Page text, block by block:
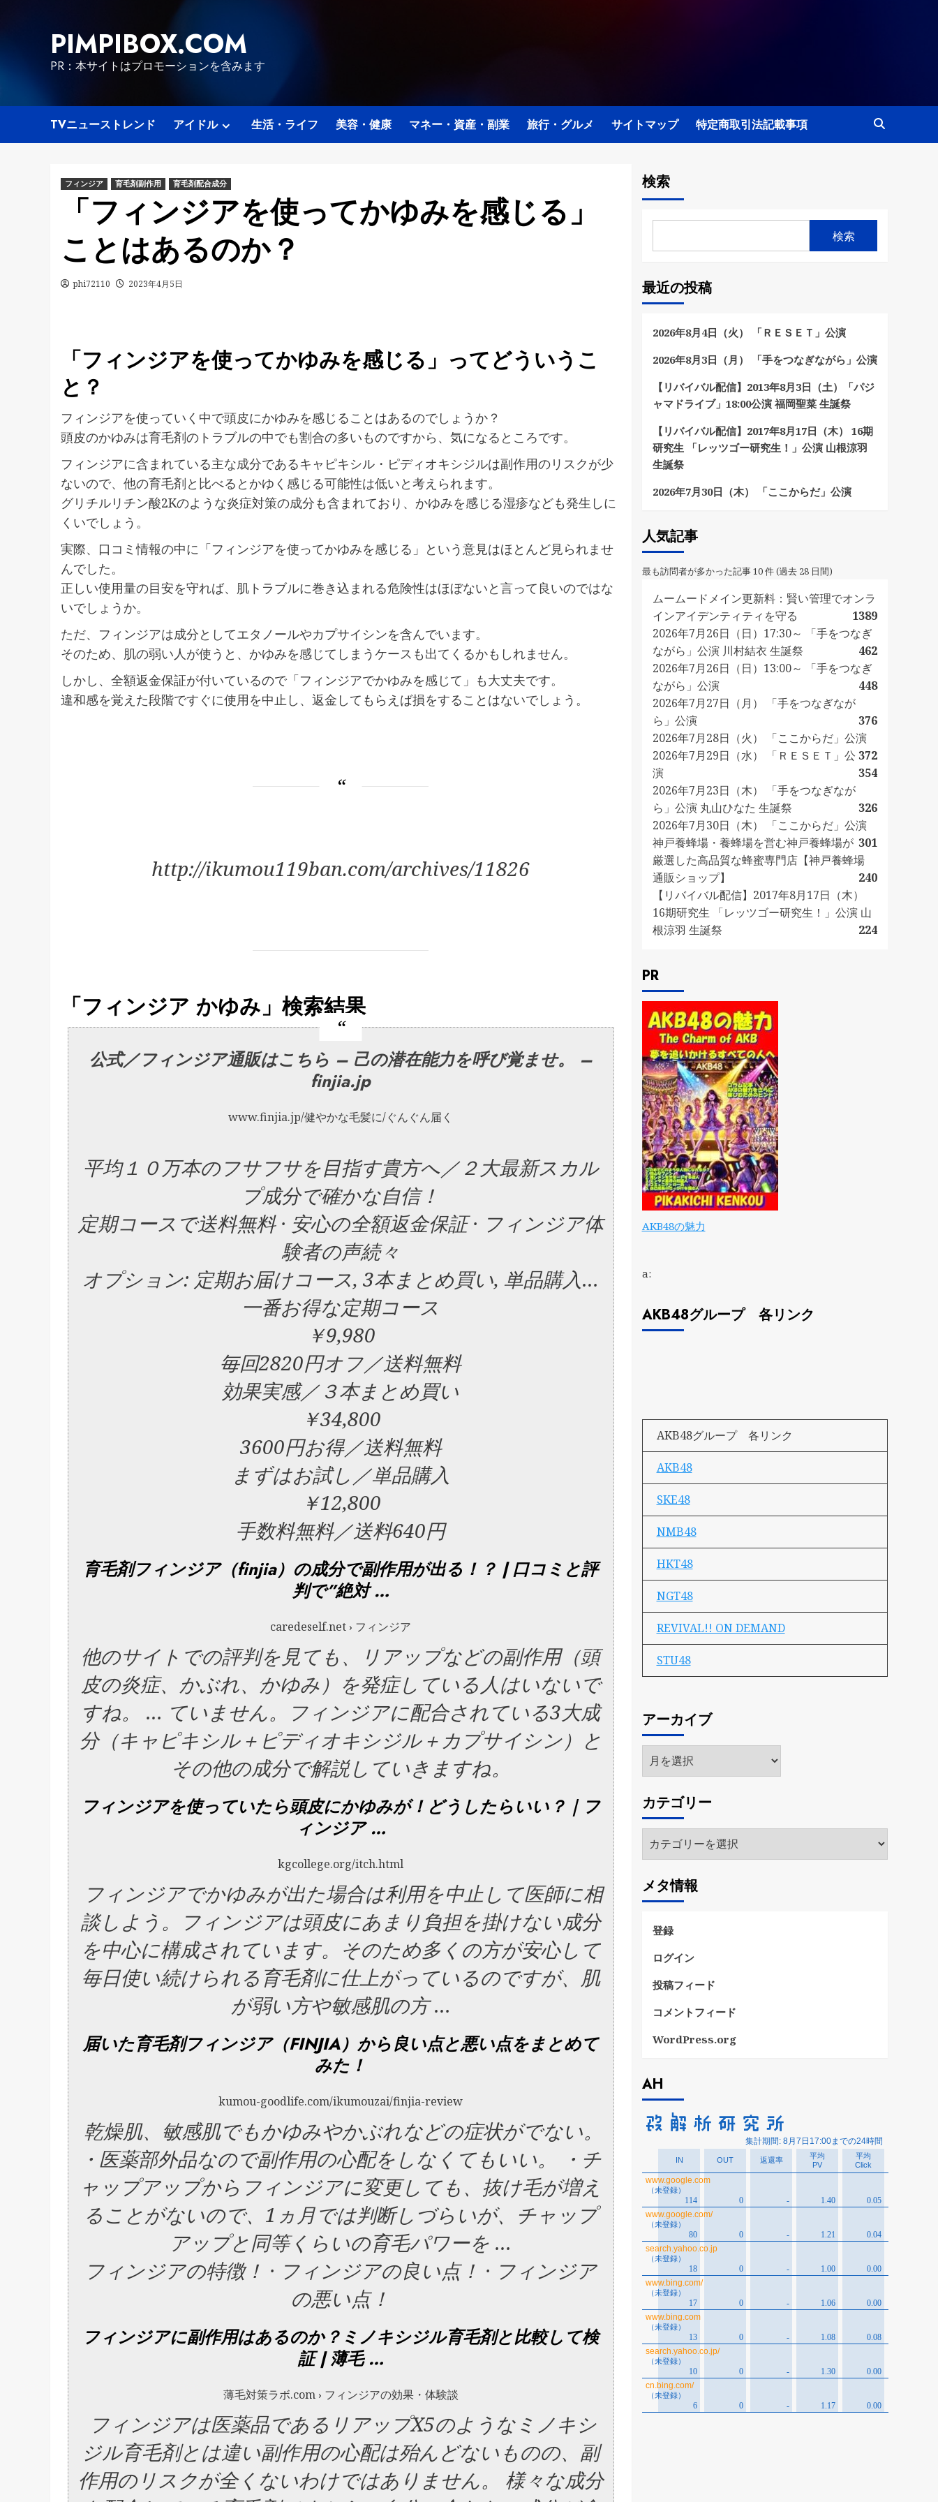
PIMPIBOX.COM
PR：本サイトはプロモーションを含みます
TVニューストレンド アイドル 生活・ライフ 美容・健康 マネー・資産・副業 旅行・グルメ サイトマップ 特定商取引法記載事項
フィンジア 育毛剤副作用 育毛剤配合成分
「フィンジアを使ってかゆみを感じる」
ことはあるのか？
phi72110 2023年4月5日
「フィンジアを使ってかゆみを感じる」ってどういうこ
と？
フィンジアを使っていく中で頭皮にかゆみを感じることはあるのでしょうか？
頭皮のかゆみは育毛剤のトラブルの中でも割合の多いものですから、気になるところです。
フィンジアに含まれている主な成分であるキャピキシル・ピディオキシジルは副作用のリスクが少
ないので、他の育毛剤と比べるとかゆく感じる可能性は低いと考えられます。
グリチルリチン酸2Kのような炎症対策の成分も含まれており、かゆみを感じる湿疹なども発生しに
くいでしょう。
実際、口コミ情報の中に「フィンジアを使ってかゆみを感じる」という意見はほとんど見られませ
んでした。
正しい使用量の目安を守れば、肌トラブルに巻き込まれる危険性はほぼないと言って良いのではな
いでしょうか。
ただ、フィンジアは成分としてエタノールやカプサイシンを含んでいます。
そのため、肌の弱い人が使うと、かゆみを感じてしまうケースも出てくるかもしれません。
しかし、全額返金保証が付いているので「フィンジアでかゆみを感じて」も大丈夫です。
違和感を覚えた段階ですぐに使用を中止し、返金してもらえば損をすることはないでしょう。
http://ikumou119ban.com/archives/11826
「フィンジア かゆみ」検索結果
公式／フィンジア通販はこちら – 己の潜在能力を呼び覚ませ。 –
finjia.jp‎
www.finjia.jp/健やかな毛髪に/ぐんぐん届く
平均１０万本のフサフサを目指す貴方へ／２大最新スカル
プ成分で確かな自信！
定期コースで送料無料 · 安心の全額返金保証 · フィンジア体
験者の声続々
オプション: 定期お届けコース, 3本まとめ買い, 単品購入…
一番お得な定期コース
￥9,980
毎回2820円オフ／送料無料
効果実感／３本まとめ買い
￥34,800
3600円お得／送料無料
まずはお試し／単品購入
￥12,800
手数料無料／送料640円
育毛剤フィンジア（finjia）の成分で副作用が出る！？ | 口コミと評
判で”絶対 …
caredeself.net › フィンジア
他のサイトでの評判を見ても、リアップなどの副作用（頭
皮の炎症、かぶれ、 かゆみ）を発症している人はいないで
すね。 … ていません。
フィンジアに配合されている3大成
分（キャピキシル＋ピディオキシジル＋カプサイシン）と
その他の成分で解説していきますね。
フィンジアを使っていたら頭皮にかゆみが！どうしたらいい？｜フ
ィンジア …
kgcollege.org/itch.html
フィンジアでかゆみが出た場合は利用を中止して医師に相
談しよう。
フィンジアは頭皮にあまり負担を掛けない成分
を中心に構成されています。そのため多くの方が安心して
毎日使い続けられる育毛剤に仕上がっているのですが、肌
が弱い方や敏感肌の方 …
届いた育毛剤フィンジア（FINJIA）から良い点と悪い点をまとめて
みた！
kumou-goodlife.com/ikumouzai/finjia-review
乾燥肌、敏感肌でもかゆみやかぶれなどの症状がでない。
・医薬部外品なので副作用の心配をしなくてもいい。 ・チ
ャップアップから フィンジアに変更しても、抜け毛が増え
ることがないので、1ヵ月では判断しづらいが、チャップ
アップと同等くらいの育毛パワーを …
‎フィンジアの特徴！ · ‎フィンジアの良い点！ · ‎フィンジア
の悪い点！
フィンジアに副作用はあるのか？ミノキシジル育毛剤と比較して検
証 | 薄毛 …
薄毛対策ラボ.com › フィンジアの効果・体験談
フィンジアは医薬品であるリアップX5のようなミノキシ
ジル育毛剤とは違い副作用の心配は殆んどないものの、副
作用のリスクが全くないわけではありません。 様々な成分
検索
検索
最近の投稿
2026年8月4日（火） 「ＲＥＳＥＴ」公演
2026年8月3日（月） 「手をつなぎながら」公演
【リバイバル配信】2013年8月3日（土）「パジ
ャマドライブ」18:00公演 福岡聖菜 生誕祭
【リバイバル配信】2017年8月17日（木） 16期
研究生 「レッツゴー研究生！」公演 山根涼羽
生誕祭
2026年7月30日（木） 「ここからだ」公演
人気記事
最も訪問者が多かった記事 10 件 (過去 28 日間)
ムームードメイン更新料：賢い管理でオンラ
インアイデンティティを守る
1389
2026年7月26日（日）17:30～ 「手をつなぎ
ながら」公演 川村結衣 生誕祭
462
2026年7月26日（日）13:00～ 「手をつなぎ
ながら」公演
448
2026年7月27日（月） 「手をつなぎなが
ら」公演
376
2026年7月28日（火） 「ここからだ」公演
372
2026年7月29日（水） 「ＲＥＳＥＴ」公
演
354
2026年7月23日（木） 「手をつなぎなが
ら」公演 丸山ひなた 生誕祭
326
2026年7月30日（木） 「ここからだ」公演
301
神戸養蜂場・養蜂場を営む神戸養蜂場が
厳選した高品質な蜂蜜専門店【神戸養蜂場
通販ショップ】
240
【リバイバル配信】2017年8月17日（木）
16期研究生 「レッツゴー研究生！」公演 山
根涼羽 生誕祭
224
PR
AKB48の魅力
a:
AKB48グループ 各リンク
AKB48グループ 各リンク
AKB48
SKE48
NMB48
HKT48
NGT48
REVIVAL!! ON DEMAND
STU48
アーカイブ
ア
ー
イ
ブ
カテゴリー
テ
リ
ー
メタ情報
登録
ログイン
投稿フィード
コメントフィード
WordPress.org
AH